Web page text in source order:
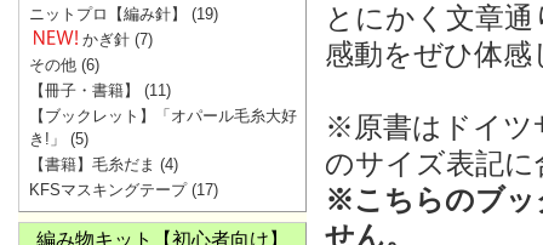
とにかく文章
感動をぜひ体
※原書はドイツ
のサイズ表記
※こちらのブッ
せん。
ニットプロ【編み針】
(19)
かぎ針 (7)
その他 (6)
【冊子・書籍】
(11)
【ブックレット】「オパール毛糸大好
き!」
(5)
【書籍】毛糸だま (4)
KFSマスキングテープ(17)
編み物キット【初心者向け】